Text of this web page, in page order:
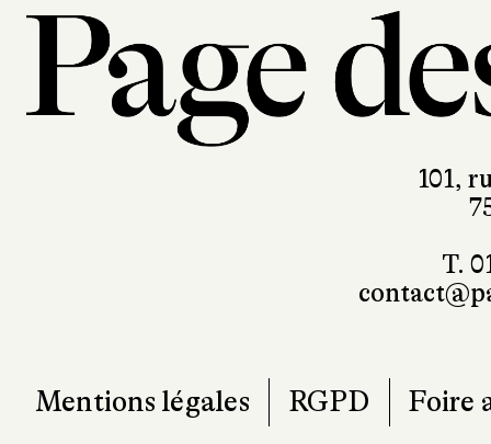
101,
T.
Mentions légales RGPD Foire